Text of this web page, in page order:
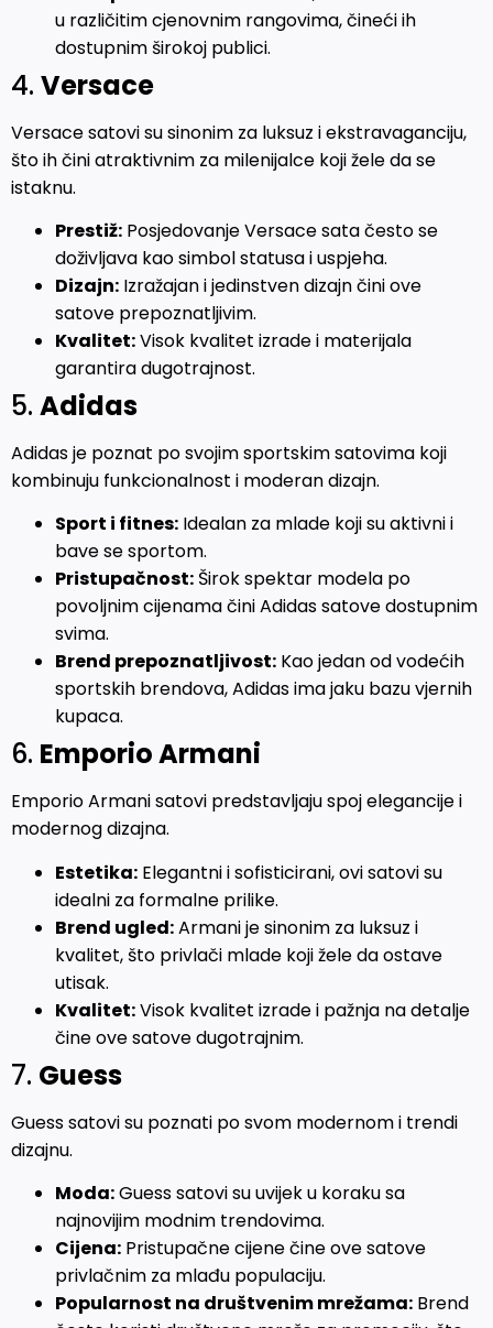
u različitim cjenovnim rangovima, čineći ih
dostupnim širokoj publici.
4. Versace
Versace satovi su sinonim za luksuz i ekstravaganciju,
što ih čini atraktivnim za milenijalce koji žele da se
istaknu.
Prestiž: Posjedovanje Versace sata često se
doživljava kao simbol statusa i uspjeha.
Dizajn: Izražajan i jedinstven dizajn čini ove
satove prepoznatljivim.
Kvalitet:Visok kvalitet izrade i materijala
garantira dugotrajnost.
5. Adidas
Adidas je poznat po svojim sportskim satovima koji
kombinuju funkcionalnost i moderan dizajn.
Sport i fitnes: Idealan za mlade koji su aktivni i
bave se sportom.
Pristupačnost: Širok spektar modela po
povoljnim cijenama čini Adidas satove dostupnim
svima.
Brend prepoznatljivost: Kao jedan od vodećih
sportskih brendova, Adidas ima jaku bazu vjernih
kupaca.
6. Emporio Armani
Emporio Armani satovi predstavljaju spoj elegancije i
modernog dizajna.
Estetika: Elegantni i sofisticirani, ovi satovi su
idealni za formalne prilike.
Brend ugled:Armani je sinonim za luksuz i
kvalitet, što privlači mlade koji žele da ostave
utisak.
Kvalitet:Visok kvalitet izrade i pažnja na detalje
čine ove satove dugotrajnim.
7. Guess
Guess satovi su poznati po svom modernom i trendi
dizajnu.
Moda:Guess satovi su uvijek u koraku sa
najnovijim modnim trendovima.
Cijena: Pristupačne cijene čine ove satove
privlačnim za mlađu populaciju.
Popularnost na društvenim mrežama: Brend